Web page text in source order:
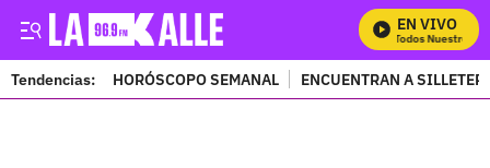
EN VIVO
Mira Todos Nuestros
Tendencias: HORÓSCOPO SEMANAL ENCUENTRAN A